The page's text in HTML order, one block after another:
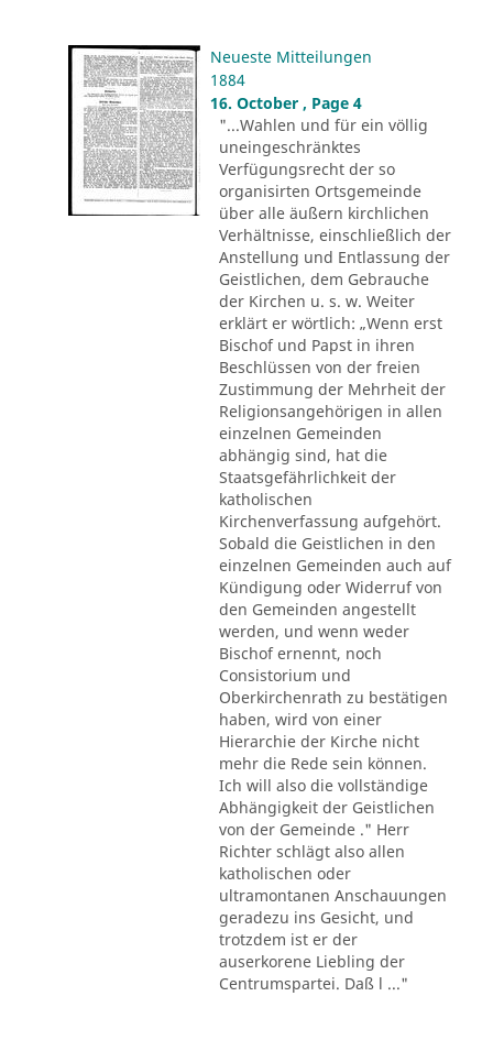
Neueste Mitteilungen
1884
16. October , Page 4
"...Wahlen und für ein völlig
uneingeschränktes
Verfügungsrecht der so
organisirten Ortsgemeinde
über alle äußern kirchlichen
Verhältnisse, einschließlich der
Anstellung und Entlassung der
Geistlichen, dem Gebrauche
der Kirchen u. s. w. Weiter
erklärt er wörtlich: „Wenn erst
Bischof und Papst in ihren
Beschlüssen von der freien
Zustimmung der Mehrheit der
Religionsangehörigen in allen
einzelnen Gemeinden
abhängig sind, hat die
Staatsgefährlichkeit der
katholischen
Kirchenverfassung aufgehört.
Sobald die Geistlichen in den
einzelnen Gemeinden auch auf
Kündigung oder Widerruf von
den Gemeinden angestellt
werden, und wenn weder
Bischof ernennt, noch
Consistorium und
Oberkirchenrath zu bestätigen
haben, wird von einer
Hierarchie der Kirche nicht
mehr die Rede sein können.
Ich will also die vollständige
Abhängigkeit der Geistlichen
von der Gemeinde ." Herr
Richter schlägt also allen
katholischen oder
ultramontanen Anschauungen
geradezu ins Gesicht, und
trotzdem ist er der
auserkorene Liebling der
Centrumspartei. Daß l ..."